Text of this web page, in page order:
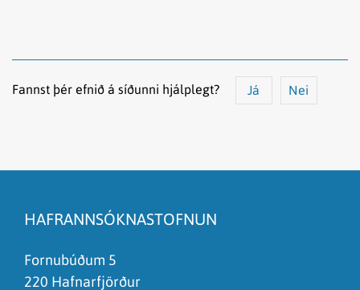
Fannst þér efnið á síðunni hjálplegt? Já Nei
Það er of mikið efni á síðunni
Ég skil ekki efnið, finnst það of flókið
HAFRANNSÓKNASTOFNUN
Fornubúðum 5
220 Hafnarfjörður